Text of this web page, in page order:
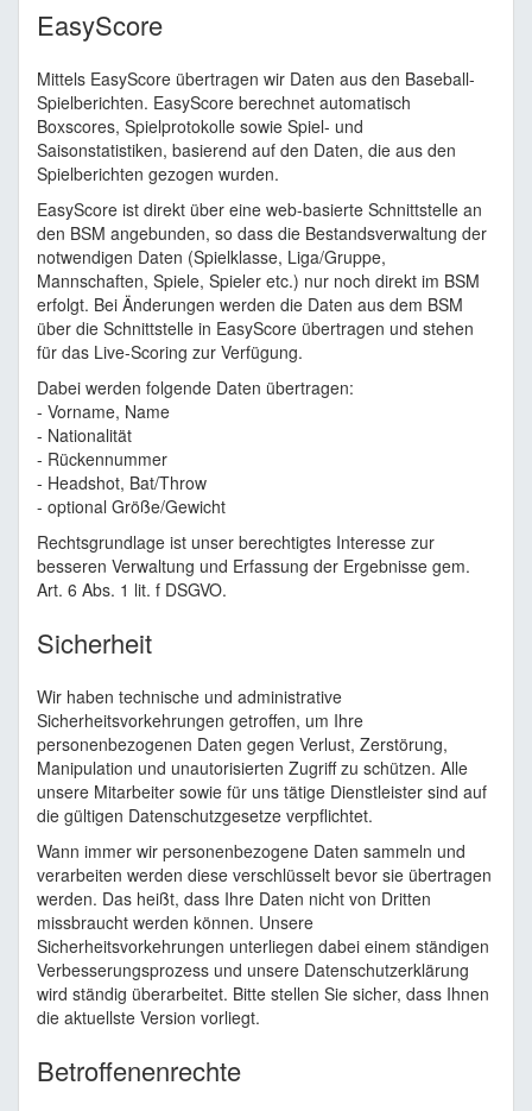
EasyScore
Mittels EasyScore übertragen wir Daten aus den Baseball-
Spielberichten. EasyScore berechnet automatisch
Boxscores, Spielprotokolle sowie Spiel- und
Saisonstatistiken, basierend auf den Daten, die aus den
Spielberichten gezogen wurden.
EasyScore ist direkt über eine web-basierte Schnittstelle an
den BSM angebunden, so dass die Bestandsverwaltung der
notwendigen Daten (Spielklasse, Liga/Gruppe,
Mannschaften, Spiele, Spieler etc.) nur noch direkt im BSM
erfolgt. Bei Änderungen werden die Daten aus dem BSM
über die Schnittstelle in EasyScore übertragen und stehen
für das Live-Scoring zur Verfügung.
Dabei werden folgende Daten übertragen:
- Vorname, Name
- Nationalität
- Rückennummer
- Headshot, Bat/Throw
- optional Größe/Gewicht
Rechtsgrundlage ist unser berechtigtes Interesse zur
besseren Verwaltung und Erfassung der Ergebnisse gem.
Art. 6 Abs. 1 lit. f DSGVO.
Sicherheit
Wir haben technische und administrative
Sicherheitsvorkehrungen getroffen, um Ihre
personenbezogenen Daten gegen Verlust, Zerstörung,
Manipulation und unautorisierten Zugriff zu schützen. Alle
unsere Mitarbeiter sowie für uns tätige Dienstleister sind auf
die gültigen Datenschutzgesetze verpflichtet.
Wann immer wir personenbezogene Daten sammeln und
verarbeiten werden diese verschlüsselt bevor sie übertragen
werden. Das heißt, dass Ihre Daten nicht von Dritten
missbraucht werden können. Unsere
Sicherheitsvorkehrungen unterliegen dabei einem ständigen
Verbesserungsprozess und unsere Datenschutzerklärung
wird ständig überarbeitet. Bitte stellen Sie sicher, dass Ihnen
die aktuellste Version vorliegt.
Betroffenenrechte